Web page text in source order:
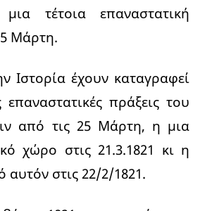
μια τέτοια επαναστατική
Μάρτη.
Ιστορία έχουν καταγραφεί
πράξεις του
από τις 25 Μάρτη, η μια
χώρο στις 21.3.1821 κι η
αυτόν στις 22/2/1821.